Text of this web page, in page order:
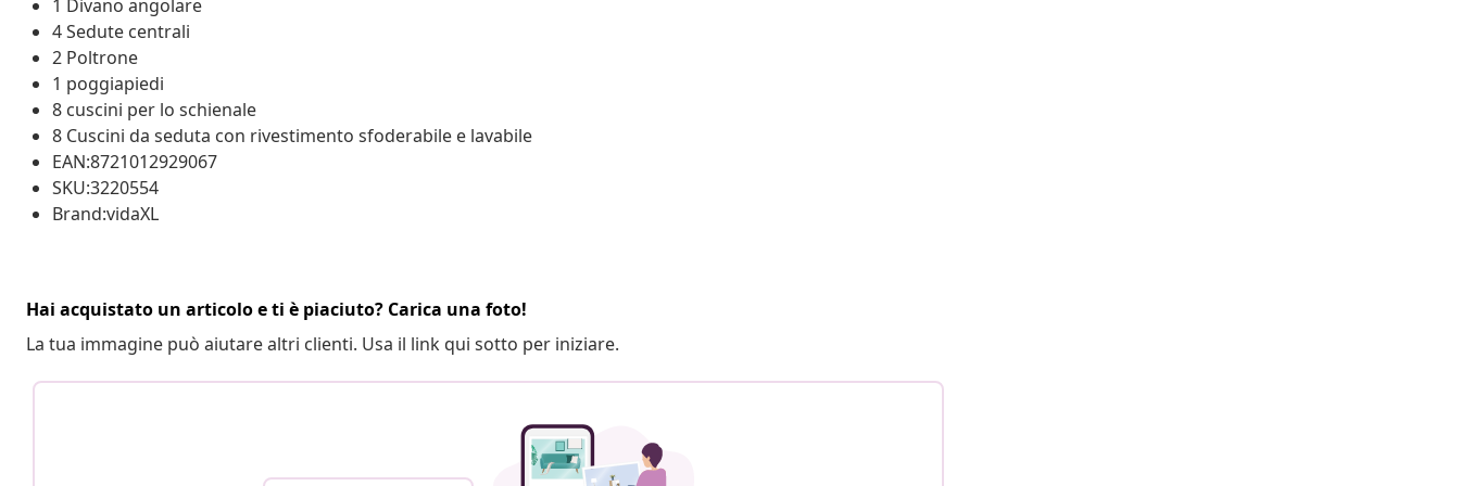
1 Divano angolare
4 Sedute centrali
2 Poltrone
1 poggiapiedi
8 cuscini per lo schienale
8 Cuscini da seduta con rivestimento sfoderabile e lavabile
EAN:8721012929067
SKU:3220554
Brand:vidaXL
Hai acquistato un articolo e ti è piaciuto? Carica una foto!
La tua immagine può aiutare altri clienti. Usa il link qui sotto per iniziare.